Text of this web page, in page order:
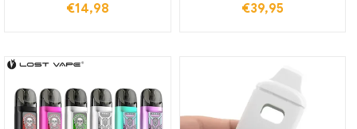
€14,98 €39,95